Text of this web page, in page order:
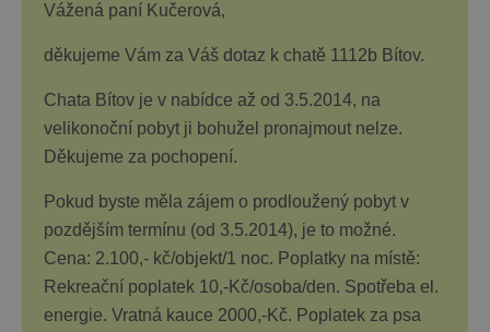
Vážená paní Kučerová,
děkujeme Vám za Váš dotaz k chatě 1112b Bítov.
Chata Bítov je v nabídce až od 3.5.2014, na
velikonoční pobyt ji bohužel pronajmout nelze.
Děkujeme za pochopení.
Pokud byste měla zájem o prodloužený pobyt v
pozdějším termínu (od 3.5.2014), je to možné.
Cena: 2.100,- kč/objekt/1 noc. Poplatky na místě:
Rekreační poplatek 10,-Kč/osoba/den. Spotřeba el.
energie. Vratná kauce 2000,-Kč. Poplatek za psa